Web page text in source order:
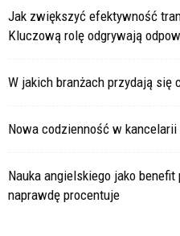
Jak zwiększyć efektywność
Kluczową rolę odgrywają
W jakich branżach przydają się
Nowa codzienność w kancelarii
Nauka angielskiego jako
naprawdę procentuje